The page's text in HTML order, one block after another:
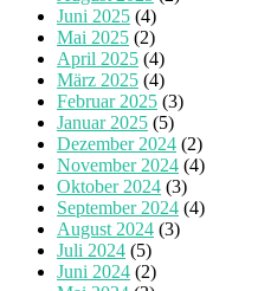
Juni 2025 (4)
Mai 2025 (2)
April 2025 (4)
März 2025 (4)
Februar 2025 (3)
Januar 2025 (5)
Dezember 2024 (2)
November 2024 (4)
Oktober 2024 (3)
September 2024 (4)
August 2024 (3)
Juli 2024 (5)
Juni 2024 (2)